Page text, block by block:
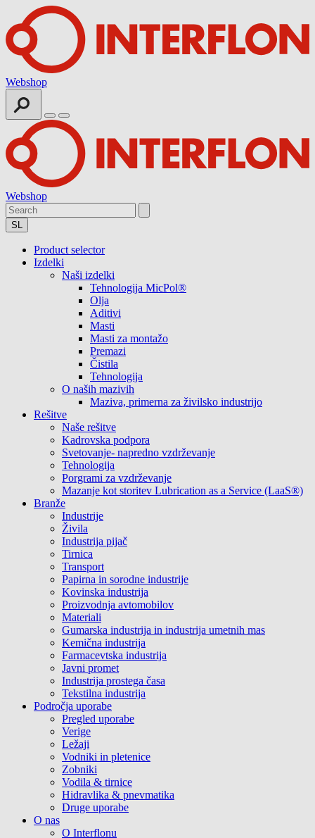
Webshop
Webshop
SL
Product selector
Izdelki
Naši izdelki
Tehnologija MicPol®
Olja
Aditivi
Masti
Masti za montažo
Premazi
Čistila
Tehnologija
O naših mazivih
Maziva, primerna za živilsko industrijo
Rešitve
Naše rešitve
Kadrovska podpora
Svetovanje- napredno vzdrževanje
Tehnologija
Porgrami za vzdrževanje
Mazanje kot storitev Lubrication as a Service (LaaS®)
Branže
Industrije
Živila
Industrija pijač
Tirnica
Transport
Papirna in sorodne industrije
Kovinska industrija
Proizvodnja avtomobilov
Materiali
Gumarska industrija in industrija umetnih mas
Kemična industrija
Farmacevtska industrija
Javni promet
Industrija prostega časa
Tekstilna industrija
Področja uporabe
Pregled uporabe
Verige
Ležaji
Vodniki in pletenice
Zobniki
Vodila & tirnice
Hidravlika & pnevmatika
Druge uporabe
O nas
O Interflonu